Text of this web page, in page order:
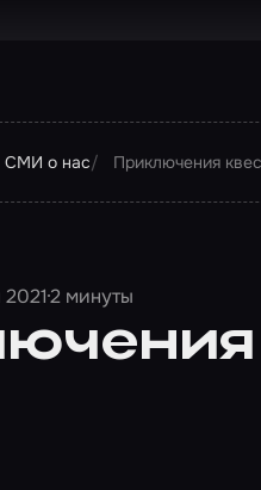
СМИ о нас Приключения
2 минуты